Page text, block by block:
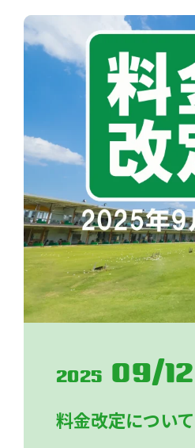
2025 09/12
料金改定について